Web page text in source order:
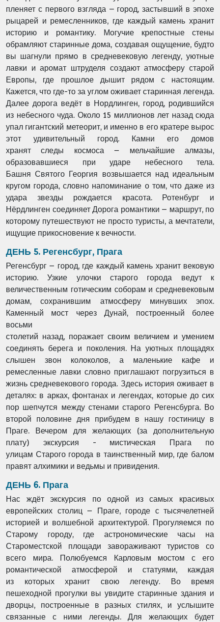
пленяет с первого взгляда – город,застывший в эпохе
рыцарей и ремесленников, где каждый камень хранит
историю и романтику. Могучие крепостные стены
обрамляют старинные дома, создавая ощущение, будто
вы шагнули прямо в средневековую легенду, уютные
лавки и аромат штруделя создают атмосферу старой
Европы, где прошлое дышит рядом с настоящим.
Кажется, что где-то за углом оживает старинная легенда.
Далее дорога ведёт в Нордлинген, город, родившийся
из небесного чуда. Около 15 миллионов лет назад сюда
упал гигантский метеорит, и именно в его кратере вырос
этот удивительный город. Камни его домов
хранятследы космоса – мельчайшие алмазы,
образовавшиеся при ударе небесного тела.
БашняСвятого Георгия возвышается над идеальным
кругом города, словно напоминание о том, что даже из
удара звезды рождается красота. Ротенбург и
Нёрдлинген соединяет Дорога романтики – маршрут, по
которому путешествуют не просто туристы, а мечтатели,
ищущие прикосновение к вечности.
ДЕНЬ 5. Регенсбург, Прага
Регенсбург – город, где каждый камень хранит вековую
историю. Узкие улочки старого города ведут к
величественным готическим соборам и средневековым
домам, сохранившим атмосферу минувших эпох.
Каменный мост через Дунай, построенный более
восьми
столетий назад, поражает своим величием и умением
соединять берега и поколения. Науютных площадях
слышен звон колоколов, а маленькие кафе и
ремесленные лавки словно приглашают погрузиться в
жизнь средневекового города. Здесь история оживает в
деталях: в арках, фонтанах и легендах, которые до сих
пор шепчутся между стенами старого Регенсбурга. Во
второй половине дня прибудем в нашу гостиницу в
Праге. Вечером для желающих (за дополнительную
плату) экскурсия - мистическая Прага по
улицам Старого города в таинственный мир, где балом
правят алхимики и ведьмы и привидения.
ДЕНЬ 6. Прага
Нас ждёт экскурсия по одной из самых красивых
европейских столиц – Праге, городе с тысячелетней
историей и волшебной архитектурой. Прогуляемся по
Старому городу, где астрономические часы на
Староместской площади завораживают туристов со
всего мира. Полюбуемся Карловым мостом с его
романтической атмосферой и статуями, каждая
из которых хранит свою легенду. Во время
пешеходной прогулки вы увидите старинные здания и
дворцы, построенные в разных стилях, и услышите
связанные с ними легенды. Дляжелающих будет